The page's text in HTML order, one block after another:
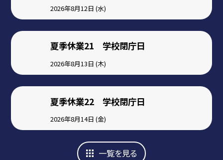
2026年8月12日 (水)
夏季休業21 学校閉庁日
2026年8月13日 (木)
夏季休業22 学校閉庁日
2026年8月14日 (金)
一覧を見る